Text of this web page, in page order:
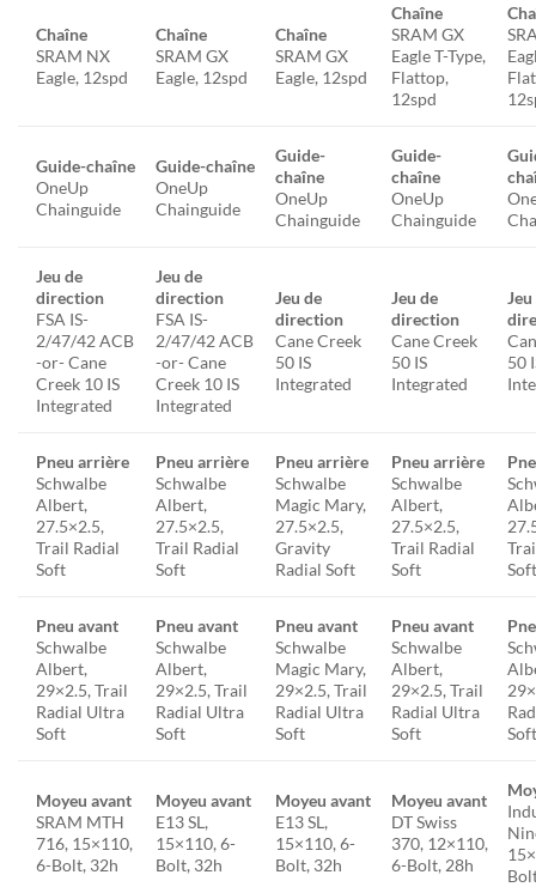
Chaîne
SRAM NX
Eagle, 12spd
Chaîne
SRAM GX
Eagle, 12spd
Chaîne
SRAM GX
Eagle, 12spd
Chaîne
SRAM GX
Eagle T-Type,
Flattop,
12spd
Guide-chaîne
OneUp
Chainguide
Guide-chaîne
OneUp
Chainguide
Guide-
chaîne
OneUp
Chainguide
Guide-
chaîne
OneUp
Chainguide
Jeu de
direction
FSA IS-
2/47/42 ACB
-or- Cane
Creek 10 IS
Integrated
Jeu de
direction
FSA IS-
2/47/42 ACB
-or- Cane
Creek 10 IS
Integrated
Jeu de
direction
Cane Creek
50 IS
Integrated
Jeu de
direction
Cane Creek
50 IS
Integrated
50
Pneu arrière
Schwalbe
Albert,
27.5×2.5,
Trail Radial
Soft
Pneu arrière
Schwalbe
Albert,
27.5×2.5,
Trail Radial
Soft
Pneu arrière
Schwalbe
Magic Mary,
27.5×2.5,
Gravity
Radial Soft
Pneu arrière
Schwalbe
Albert,
27.5×2.5,
Trail Radial
Soft
Pneu avant
Schwalbe
Albert,
29×2.5, Trail
Radial Ultra
Soft
Pneu avant
Schwalbe
Albert,
29×2.5, Trail
Radial Ultra
Soft
Pneu avant
Schwalbe
Magic Mary,
29×2.5, Trail
Radial Ultra
Soft
Pneu avant
Schwalbe
Albert,
29×2.5, Trail
Radial Ultra
Soft
Moyeu avant
SRAM MTH
716, 15×110,
6-Bolt, 32h
Moyeu avant
E13 SL,
15×110, 6-
Bolt, 32h
Moyeu avant
E13 SL,
15×110, 6-
Bolt, 32h
Moyeu avant
DT Swiss
370, 12×110,
6-Bolt, 28h